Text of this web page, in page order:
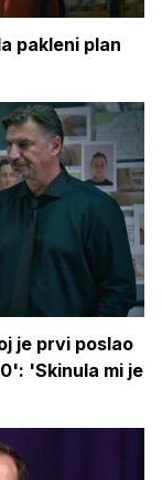
pakleni plan
je prvi poslao
'Skinula mi je